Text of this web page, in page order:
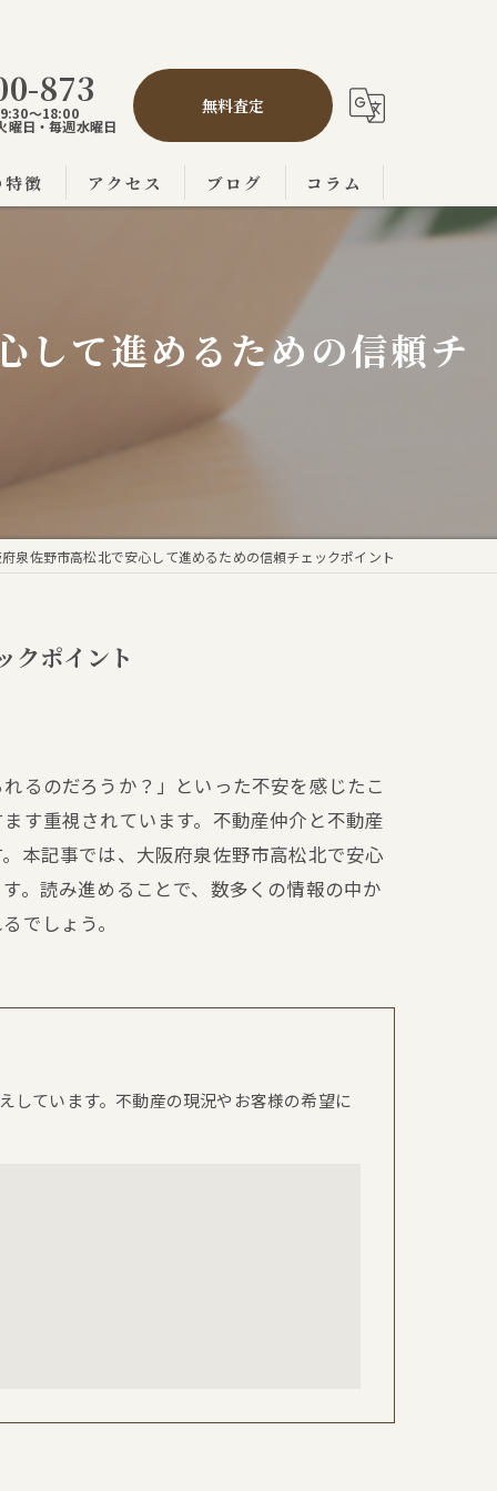
873
～18:00
日・毎週水曜日
無料査定
徴
不動産売買
アクセス ブログ コラム
して進めるための信頼チ
泉佐野市高松北で安心して進めるための信頼チェックポイント
クポイント
るのだろうか？」といった不安を感じたこ
す重視されています。不動産仲介と不動産
本記事では、大阪府泉佐野市高松北で安心
。読み進めることで、数多くの情報の中か
でしょう。
しています。不動産の現況やお客様の希望に